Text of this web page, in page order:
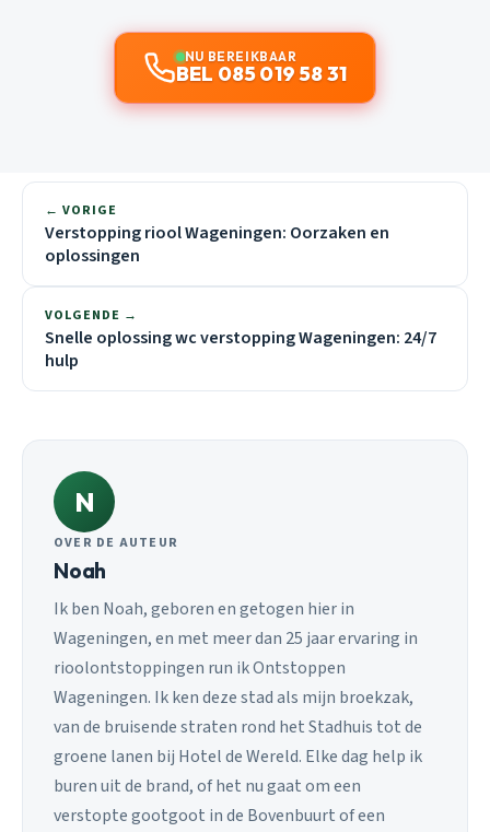
NU BEREIKBAAR
BEL 085 019 58 31
← VORIGE
Verstopping riool Wageningen: Oorzaken en
oplossingen
VOLGENDE →
Snelle oplossing wc verstopping Wageningen: 24/7
hulp
N
OVER DE AUTEUR
Noah
Ik ben Noah, geboren en getogen hier in
Wageningen, en met meer dan 25 jaar ervaring in
rioolontstoppingen run ik Ontstoppen
Wageningen. Ik ken deze stad als mijn broekzak,
van de bruisende straten rond het Stadhuis tot de
groene lanen bij Hotel de Wereld. Elke dag help ik
buren uit de brand, of het nu gaat om een
verstopte gootgoot in de Bovenbuurt of een